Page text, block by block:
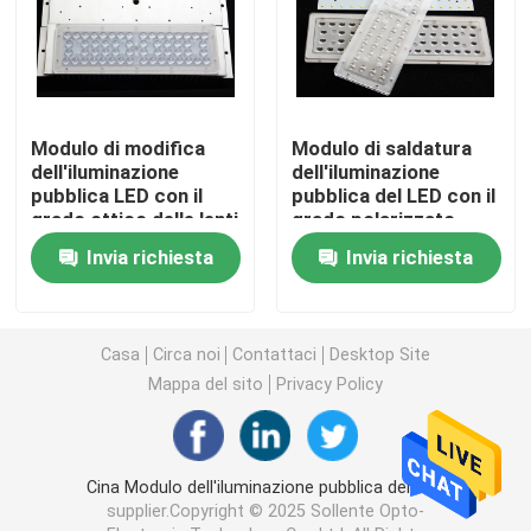
Moduli della PANNOCCHIA LED
I moduli LED SMD
Matrice della lente del LED
Corredi di modifica dell'iluminazione pubblica del LED
Componenti dell'iluminazione pubblica del LED
Lampade LED High Bay
Lente di vetro del LED
Modulo di modifica
dell'iluminazione
pubblica LED con il
grado ottico delle lenti
30 * 70 di SMD LED
Invia richiesta
Modulo di saldatura
dell'iluminazione
pubblica del LED con il
grado polarizzato
grandangolare della
lente 155x80
Invia richiesta
Casa Circa noi Contattaci
Desktop Site
Mappa del sito
Privacy Policy
Cina Modulo dell'iluminazione pubblica del LED
supplier.Copyright © 2025 Sollente Opto-